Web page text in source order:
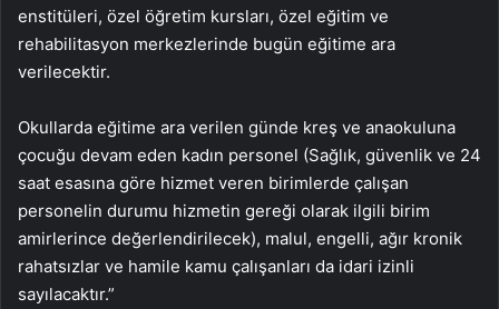
enstitüleri, özel öğretim kursları, özel eğitim ve
rehabilitasyon merkezlerinde bugün eğitime ara
verilecektir.
Okullarda eğitime ara verilen günde kreş ve anaokuluna
çocuğu devam eden kadın personel (Sağlık, güvenlik ve 24
saat esasına göre hizmet veren birimlerde çalışan
personelin durumu hizmetin gereği olarak ilgili birim
amirlerince değerlendirilecek), malul, engelli, ağır kronik
rahatsızlar ve hamile kamu çalışanları da idari izinli
sayılacaktır.”